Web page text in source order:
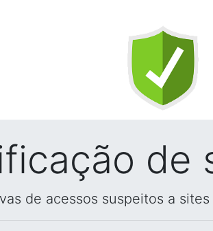
de
de acessos suspeitos a